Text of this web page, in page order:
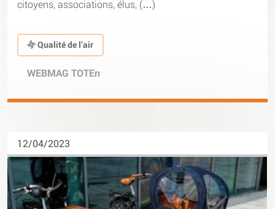
citoyens, associations, élus, (…)
Qualité de l’air
WEBMAG TOTEn
12/04/2023